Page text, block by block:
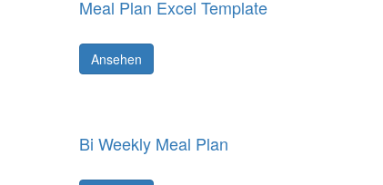
Meal Plan Excel Template
Ansehen
Bi Weekly Meal Plan